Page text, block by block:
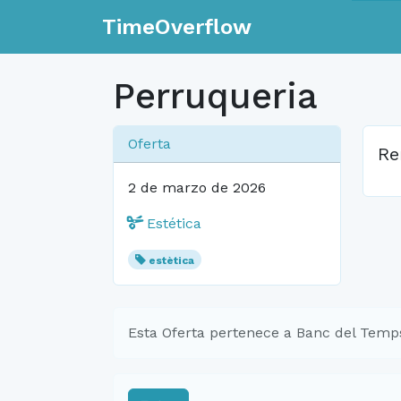
TimeOverflow
Perruqueria
Oferta
2 de marzo de 2026
Estética
estètica
Esta Oferta pertenece a Banc del